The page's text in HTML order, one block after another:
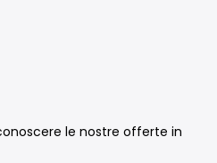
le nostre offerte in